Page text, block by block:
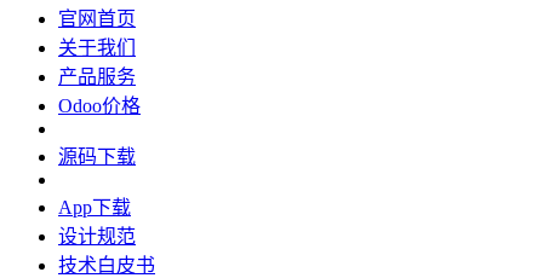
官网首页
关于我们
产品服务
Odoo价格
源码下载
App下载
设计规范
技术白皮书